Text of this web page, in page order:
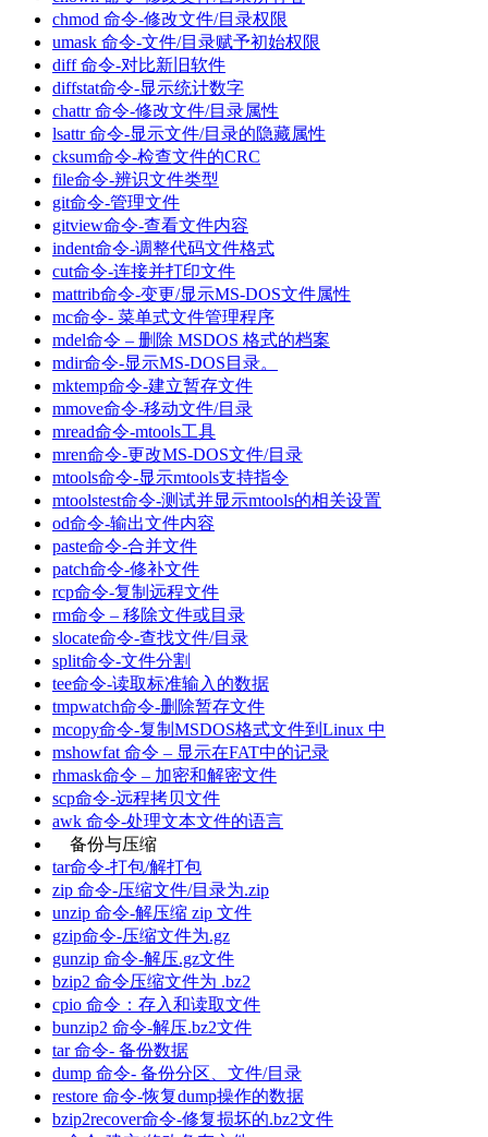
chmod 命令-修改文件/目录权限
umask 命令-文件/目录赋予初始权限
diff 命令-对比新旧软件
diffstat命令-显示统计数字
chattr 命令-修改文件/目录属性
lsattr 命令-显示文件/目录的隐藏属性
cksum命令-检查文件的CRC
file命令-辨识文件类型
git命令-管理文件
gitview命令-查看文件内容
indent命令-调整代码文件格式
cut命令-连接并打印文件
mattrib命令-变更/显示MS-DOS文件属性
mc命令- 菜单式文件管理程序
mdel命令 – 删除 MSDOS 格式的档案
mdir命令-显示MS-DOS目录。
mktemp命令-建立暂存文件
mmove命令-移动文件/目录
mread命令-mtools工具
mren命令-更改MS-DOS文件/目录
mtools命令-显示mtools支持指令
mtoolstest命令-测试并显示mtools的相关设置
od命令-输出文件内容
paste命令-合并文件
patch命令-修补文件
rcp命令-复制远程文件
rm命令 – 移除文件或目录
slocate命令-查找文件/目录
split命令-文件分割
tee命令-读取标准输入的数据
tmpwatch命令-删除暂存文件
mcopy命令-复制MSDOS格式文件到Linux 中
mshowfat 命令 – 显示在FAT中的记录
rhmask命令 – 加密和解密文件
scp命令-远程拷贝文件
awk 命令-处理文本文件的语言
备份与压缩
tar命令-打包/解打包
zip 命令-压缩文件/目录为.zip
unzip 命令-解压缩 zip 文件
gzip命令-压缩文件为.gz
gunzip 命令-解压.gz文件
bzip2 命令压缩文件为 .bz2
cpio 命令：存入和读取文件
bunzip2 命令-解压.bz2文件
tar 命令- 备份数据
dump 命令- 备份分区、文件/目录
restore 命令-恢复dump操作的数据
bzip2recover命令-修复损坏的.bz2文件